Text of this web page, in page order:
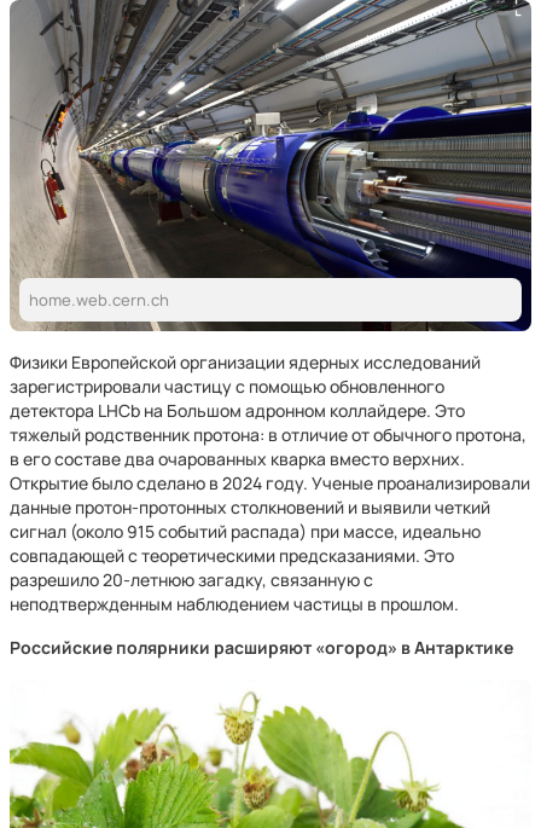
home.web.cern.ch
Физики Европейской организации ядерных исследований
зарегистрировали частицу с помощью обновленного
детектора LHCb на Большом адронном коллайдере. Это
тяжелый родственник протона: в отличие от обычного протона,
в его составе два очарованных кварка вместо верхних.
Открытие было сделано в 2024 году. Ученые проанализировали
данные протон-протонных столкновений и выявили четкий
сигнал (около 915 событий распада) при массе, идеально
совпадающей с теоретическими предсказаниями. Это
разрешило 20-летнюю загадку, связанную с
неподтвержденным наблюдением частицы в прошлом.
Российские полярники расширяют «огород» в Антарктике